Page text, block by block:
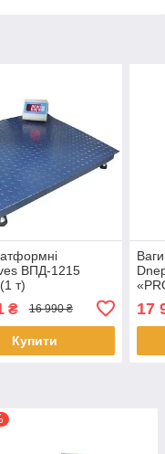
ВПД-1215
т)
₴ 16 990 ₴
Купити
17